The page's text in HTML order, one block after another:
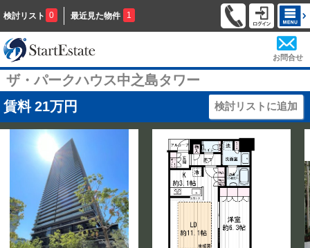
検討リスト 0 最近見た物件 1
お問合せ
ザ・パークハウス中之島タワー
賃料 21万円 検討リストに追加